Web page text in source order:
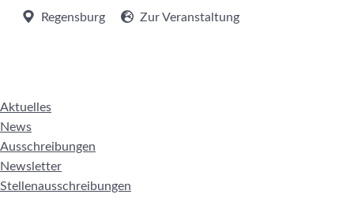
Regensburg Zur Veranstaltung
Aktuelles
News
Ausschreibungen
Newsletter
Stellenausschreibungen